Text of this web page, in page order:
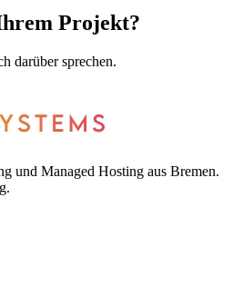
Projekt?
darüber sprechen.
und Managed Hosting aus Bremen.